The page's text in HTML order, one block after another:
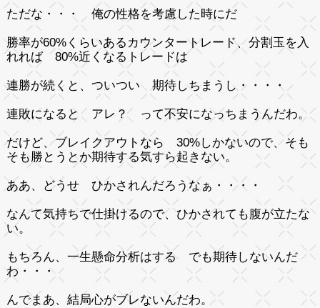
ただな・・・ 俺の性格を考慮した時にだ
勝率が60%くらいあるカウンタートレード、分割玉を入
れれば 80%近くなるトレードは
連勝が続くと、ついつい 期待しちまうし・・・・
連敗になると アレ？ って不安になっちまうんだわ。
だけど、ブレイクアウトなら 30%しかないので、そも
そも勝とうとか期待する気すら起きない。
ああ、どうせ ひかされんだろうなぁ・・・・
なんて気持ちで仕掛けるので、ひかされても腹が立たな
い。
もちろん、一生懸命分析はする でも期待しないんだ
わ・・・
んでまあ、結局心がブレないんだわ。